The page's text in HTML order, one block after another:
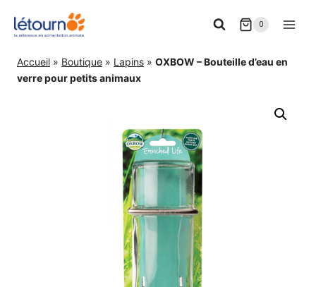
0
Accueil » Boutique » Lapins » OXBOW – Bouteille d’eau en
verre pour petits animaux